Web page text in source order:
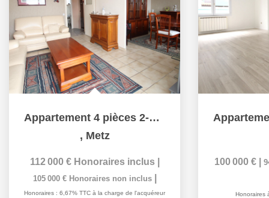
Appartement 4 pièces 2-3 chambres balcon cave à vendre à...
, Metz
112 000 € Honoraires inclus
105 000 € Honoraires non inclus
Honoraires : 6,67% TTC à la charge de l'acquéreur
100 000 €
Honoraires